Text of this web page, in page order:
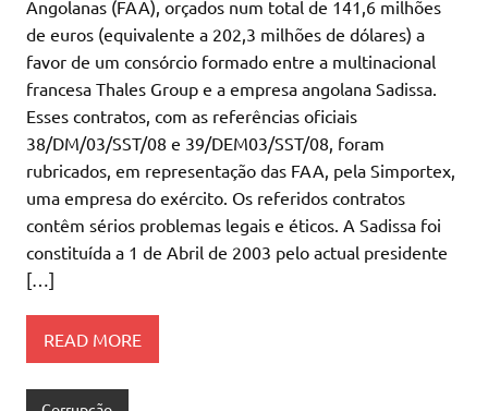
Angolanas (FAA), orçados num total de 141,6 milhões
de euros (equivalente a 202,3 milhões de dólares) a
favor de um consórcio formado entre a multinacional
francesa Thales Group e a empresa angolana Sadissa.
Esses contratos, com as referências oficiais
38/DM/03/SST/08 e 39/DEM03/SST/08, foram
rubricados, em representação das FAA, pela Simportex,
uma empresa do exército. Os referidos contratos
contêm sérios problemas legais e éticos. A Sadissa foi
constituída a 1 de Abril de 2003 pelo actual presidente
[…]
READ MORE